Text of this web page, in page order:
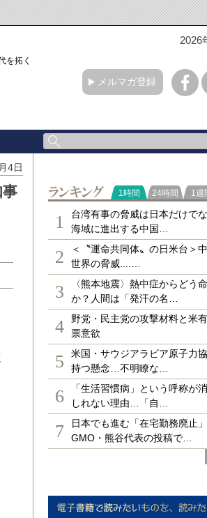
2026
拓く「3
メルマガ登録
4日
ランキング
1時間 24時間 1週
1
台湾有事の脅威は日本だけで
海域に進出する中国…
2
＜〝運命共同体〟の日米台＞
世界の脅威....…
3
〈熊本地震〉熱中症からどう
か？人間は「発汗の名…
4
野党・民主党の攻撃材料と米
票意欲
5
米国・サウジアラビア原子力
持つ懸念…不明瞭な…
6
「生活習慣病」という呼称が
しれない理由…「自…
7
日本でも進む「在宅勤務廃止」
GMO・熊谷代表の投稿で…